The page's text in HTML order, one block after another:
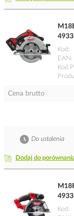
Kod
EAN
Kod
Cena brutto
Dodaj do
Do ustalenia
Kod